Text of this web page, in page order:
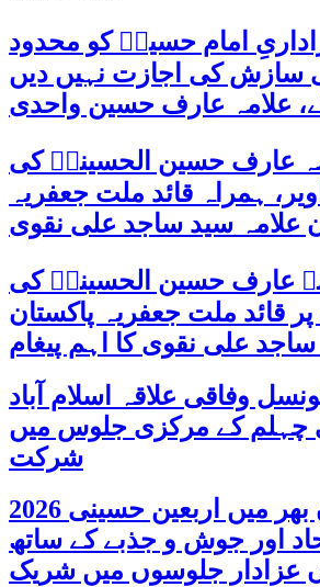
امام حسینؑ کو محدود
سازش کی اجازت نہیں دیں
علامہ عارف حسین واحدی
عارف حسین الحسینیؒ کی
ہمراہ قائد ملت جعفریہ
علامہ سید ساجد علی نقوی
عارف حسین الحسینیؒ کی
پر قائد ملت جعفریہ پاکستان
ساجد علی نقوی کا اہم پیغام
وفاقی علاقہ اسلام آباد
چہلم کے مرکزی جلوس میں
شرکت
پاکستان بھر میں اربعین حسینی 2026
اور جوش و جذبے کے ساتھ
عزادار جلوسوں میں شریک